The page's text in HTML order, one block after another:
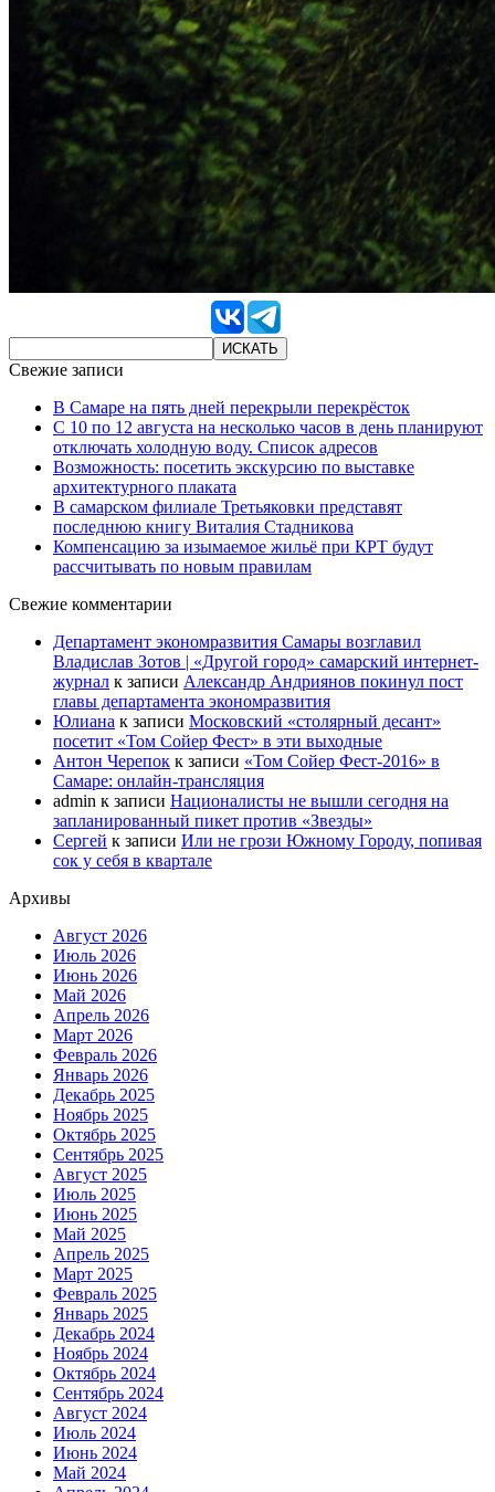
Свежие записи
В Самаре на пять дней перекрыли перекрёсток
С 10 по 12 августа на несколько часов в день планируют
отключать холодную воду. Список адресов
Возможность: посетить экскурсию по выставке
архитектурного плаката
В самарском филиале Третьяковки представят
последнюю книгу Виталия Стадникова
Компенсацию за изымаемое жильё при КРТ будут
рассчитывать по новым правилам
Свежие комментарии
Департамент экономразвития Самары возглавил
Владислав Зотов | «Другой город» самарский интернет-
журнал к записи Александр Андриянов покинул пост
главы департамента экономразвития
Юлиана к записи Московский «столярный десант»
посетит «Том Сойер Фест» в эти выходные
Антон Черепок к записи «Том Сойер Фест-2016» в
Самаре: онлайн-трансляция
admin к записи Националисты не вышли сегодня на
запланированный пикет против «Звезды»
Сергей к записи Или не грози Южному Городу, попивая
сок у себя в квартале
Архивы
Август 2026
Июль 2026
Июнь 2026
Май 2026
Апрель 2026
Март 2026
Февраль 2026
Январь 2026
Декабрь 2025
Ноябрь 2025
Октябрь 2025
Сентябрь 2025
Август 2025
Июль 2025
Июнь 2025
Май 2025
Апрель 2025
Март 2025
Февраль 2025
Январь 2025
Декабрь 2024
Ноябрь 2024
Октябрь 2024
Сентябрь 2024
Август 2024
Июль 2024
Июнь 2024
Май 2024